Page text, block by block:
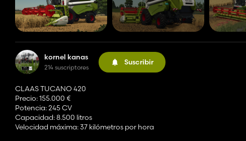
kornel kanas
214 suscriptores
Suscribir
CLAAS TUCANO 420
Precio: 155.000 €
Potencia: 245 CV
Capacidad: 8.500 litros
Velocidad máxima: 37 kilómetros por hora